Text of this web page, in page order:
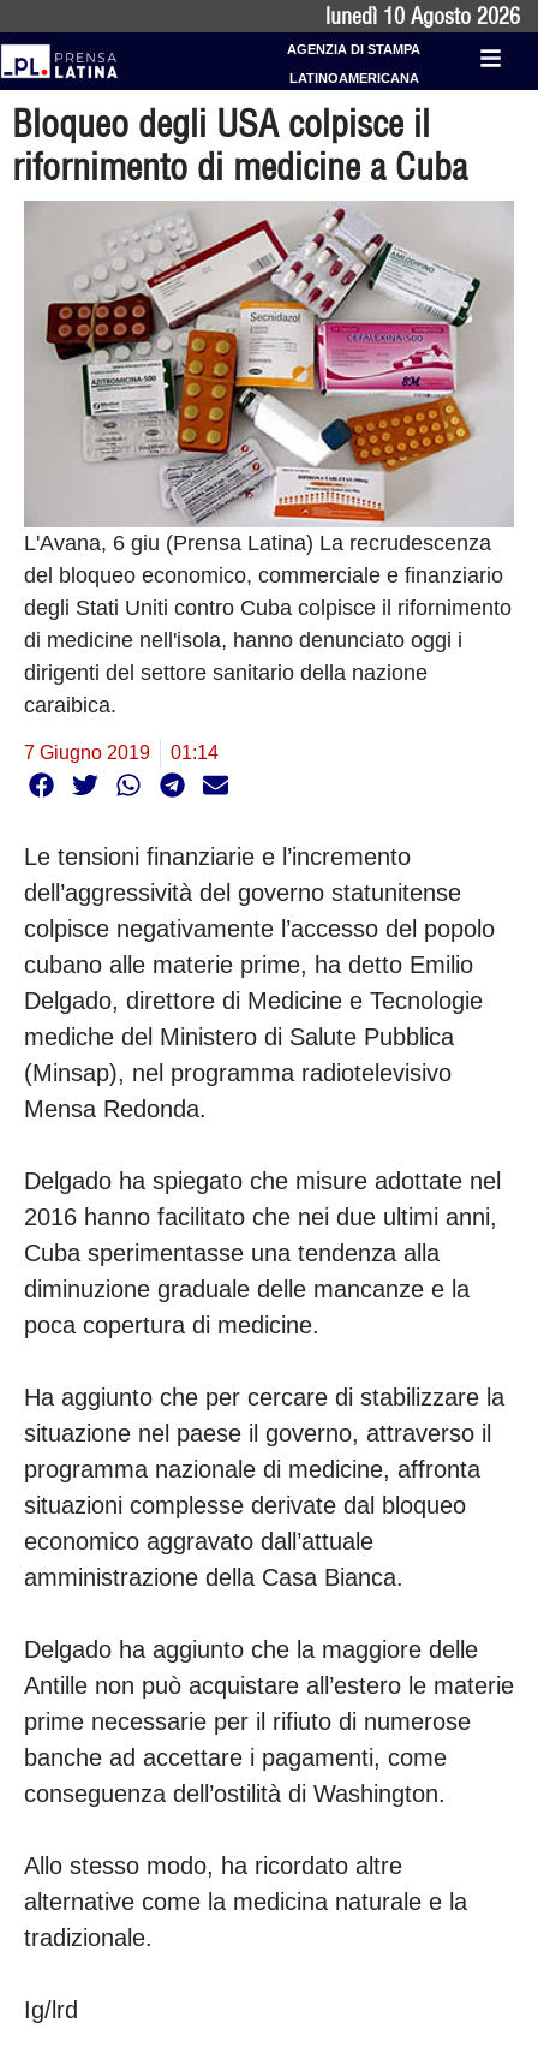
lunedì 10 Agosto 2026
AGENZIA DI STAMPA
LATINOAMERICANA
Bloqueo degli USA colpisce il
rifornimento di medicine a Cuba
L'Avana, 6 giu (Prensa Latina) La recrudescenza
del bloqueo economico, commerciale e finanziario
degli Stati Uniti contro Cuba colpisce il rifornimento
di medicine nell'isola, hanno denunciato oggi i
dirigenti del settore sanitario della nazione
caraibica.
7 Giugno 2019 01:14
Le tensioni finanziarie e l’incremento
dell’aggressività del governo statunitense
colpisce negativamente l’accesso del popolo
cubano alle materie prime, ha detto Emilio
Delgado, direttore di Medicine e Tecnologie
mediche del Ministero di Salute Pubblica
(Minsap), nel programma radiotelevisivo
Mensa Redonda.
Delgado ha spiegato che misure adottate nel
2016 hanno facilitato che nei due ultimi anni,
Cuba sperimentasse una tendenza alla
diminuzione graduale delle mancanze e la
poca copertura di medicine.
Ha aggiunto che per cercare di stabilizzare la
situazione nel paese il governo, attraverso il
programma nazionale di medicine, affronta
situazioni complesse derivate dal bloqueo
economico aggravato dall’attuale
amministrazione della Casa Bianca.
Delgado ha aggiunto che la maggiore delle
Antille non può acquistare all’estero le materie
prime necessarie per il rifiuto di numerose
banche ad accettare i pagamenti, come
conseguenza dell’ostilità di Washington.
Allo stesso modo, ha ricordato altre
alternative come la medicina naturale e la
tradizionale.
Ig/lrd